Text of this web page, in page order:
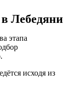
Лебедяни
этапа
исходя из